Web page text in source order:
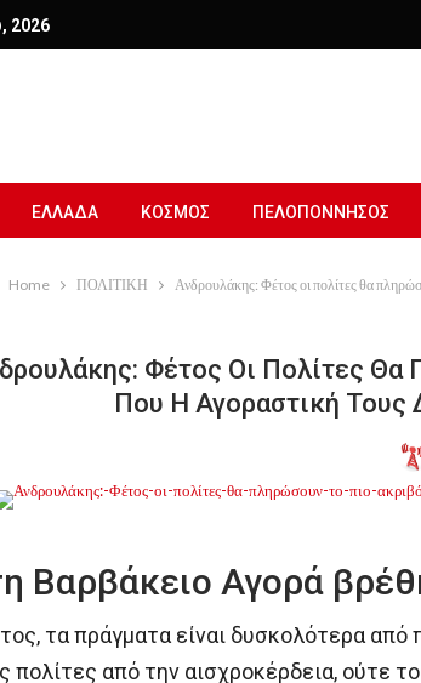
2026
ΕΛΛΑΔΑ ΚΟΣΜΟΣ ΠΕΛΟΠΟΝΝΗΣΟΣ
Home ΠΟΛΙΤΙΚΗ Ανδρουλάκης: Φέτος οι πολίτες θα
Φέτος Οι Πολίτες Θα
Που Η Αγοραστική Τους
Βαρβάκειο Αγορά
τα πράγματα είναι δυσκολότερα
πολίτες από την αισχροκέρδεια, ούτε